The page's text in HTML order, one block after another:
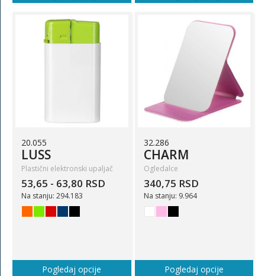
20.055
LUSS
Plastični elektronski upaljač
53,65 - 63,80 RSD
Na stanju: 294.183
Pogledaj opcije
32.286
CHARM
Ogledalce
340,75 RSD
Na stanju: 9.964
Pogledaj opcije